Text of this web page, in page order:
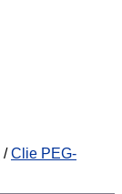
/Clie PEG-